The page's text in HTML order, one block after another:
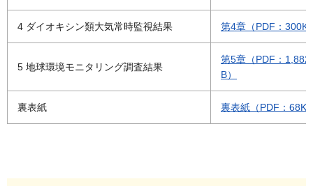
4 ダイオキシン類大気常時監視結果 第4章（PDF：
5 地球環境モニタリング調査結果
第5章（PDF：
B）
裏表紙 裏表紙（PDF：